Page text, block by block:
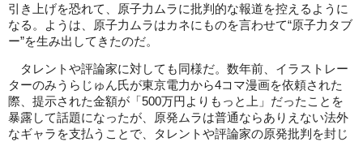
引き上げを恐れて、原子力ムラに批判的な報道を控えるように
なる。ようは、原子力ムラはカネにものを言わせて“原子力タブ
ー”を生み出してきたのだ。
タレントや評論家に対しても同様だ。数年前、イラストレー
ターのみうらじゅん氏が東京電力から4コマ漫画を依頼された
際、提示された金額が「500万円よりもっと上」だったことを
暴露して話題になったが、原発ムラは普通ならありえない法外
なギャラを支払うことで、タレントや評論家の原発批判を封じ